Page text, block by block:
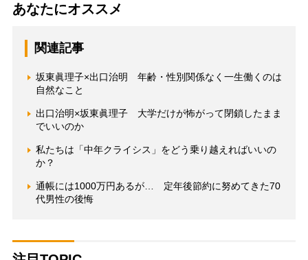
あなたにオススメ
関連記事
坂東眞理子×出口治明 年齢・性別関係なく一生働くのは
自然なこと
出口治明×坂東眞理子 大学だけが怖がって閉鎖したまま
でいいのか
私たちは「中年クライシス」をどう乗り越えればいいの
か？
通帳には1000万円あるが… 定年後節約に努めてきた70
代男性の後悔